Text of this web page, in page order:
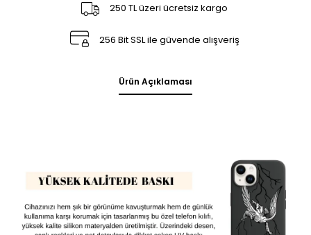
250 TL üzeri ücretsiz kargo
256 Bit SSL ile güvende alışveriş
Ürün Açıklaması